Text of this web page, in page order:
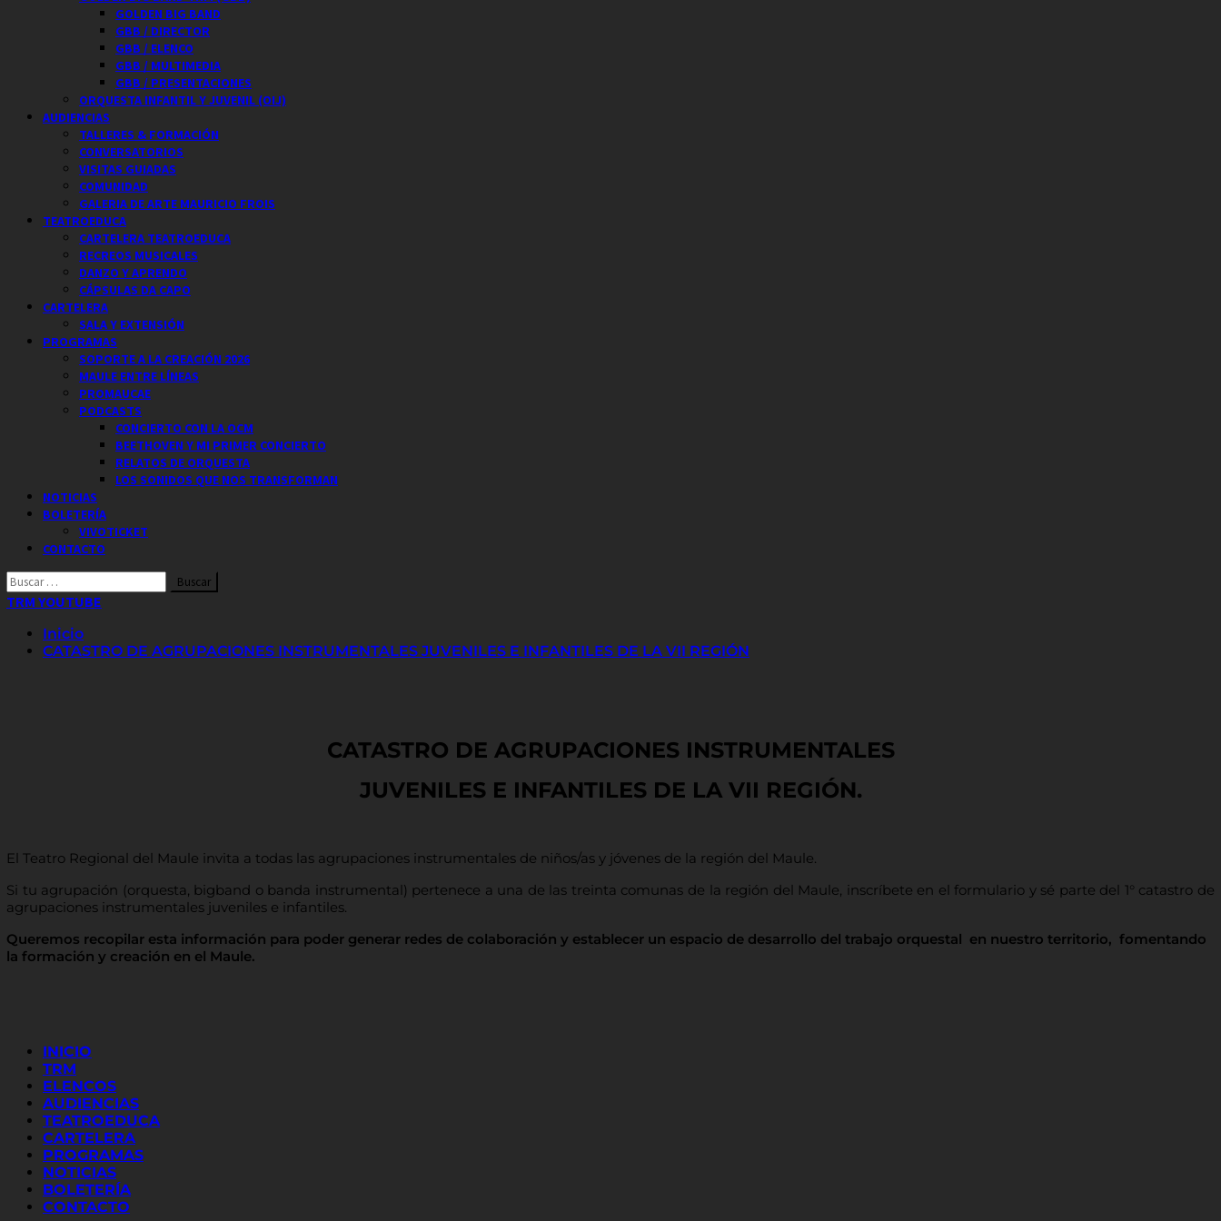
GOLDEN BIG BAND
GBB / DIRECTOR
GBB / ELENCO
GBB / MULTIMEDIA
GBB / PRESENTACIONES
ORQUESTA INFANTIL Y JUVENIL (OIJ)
AUDIENCIAS
TALLERES & FORMACIÓN
CONVERSATORIOS
VISITAS GUIADAS
COMUNIDAD
GALERIA DE ARTE MAURICIO FROIS
TEATROEDUCA
CARTELERA TEATROEDUCA
RECREOS MUSICALES
DANZO Y APRENDO
CÁPSULAS DA CAPO
CARTELERA
SALA Y EXTENSIÓN
PROGRAMAS
SOPORTE A LA CREACIÓN 2026
MAULE ENTRE LÍNEAS
PROMAUCAE
PODCASTS
CONCIERTO CON LA OCM
BEETHOVEN Y MI PRIMER CONCIERTO
RELATOS DE ORQUESTA
LOS SONIDOS QUE NOS TRANSFORMAN
NOTICIAS
BOLETERÍA
VIVOTICKET
CONTACTO
Buscar
por:
TRM YOUTUBE
Inicio
CATASTRO DE AGRUPACIONES INSTRUMENTALES JUVENILES E INFANTILES DE LA VII REGIÓN
CATASTRO DE AGRUPACIONES INSTRUMENTALES
JUVENILES E INFANTILES DE LA VII REGIÓN.
El Teatro Regional del Maule invita a todas las agrupaciones instrumentales de niños/as y jóvenes de la región del Maule.
Si tu agrupación (orquesta, bigband o banda instrumental) pertenece a una de las treinta comunas de la región del Maule, inscríbete en el formulario y sé parte del 1° catastro de
agrupaciones instrumentales juveniles e infantiles.
Queremos recopilar esta información para poder generar redes de colaboración y establecer un espacio de desarrollo del trabajo orquestal en nuestro territorio, fomentando
la formación y creación en el Maule.
INICIO
TRM
ELENCOS
AUDIENCIAS
TEATROEDUCA
CARTELERA
PROGRAMAS
NOTICIAS
BOLETERÍA
CONTACTO